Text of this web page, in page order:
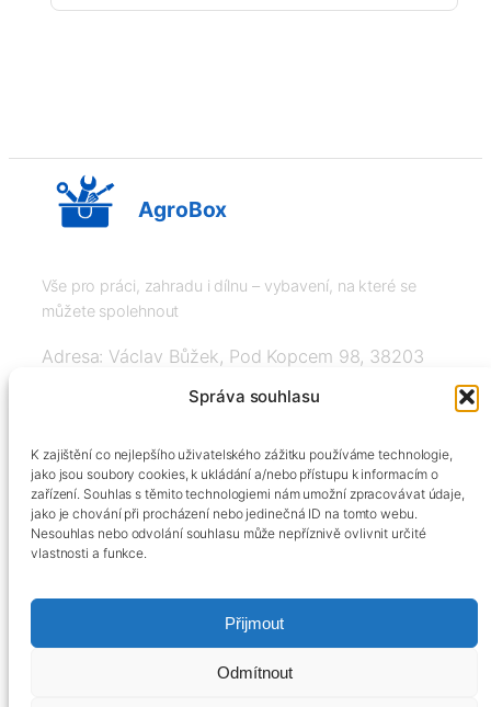
Správa souhlasu
K zajištění co nejlepšího uživatelského zážitku používáme technologie,
jako jsou soubory cookies, k ukládání a/nebo přístupu k informacím o
zařízení. Souhlas s těmito technologiemi nám umožní zpracovávat údaje,
jako je chování při procházení nebo jedinečná ID na tomto webu.
Nesouhlas nebo odvolání souhlasu může nepříznivě ovlivnit určité
vlastnosti a funkce.
Přijmout
Odmítnout
AgroBox
Vše pro práci, zahradu i dílnu – vybavení, na které se
můžete spolehnout
Adresa: Václav Bůžek, Pod Kopcem 98, 38203
+420606334248, info@agrobox.cz
Obchodní podmínky
Podmínky ochrany osobních údajů